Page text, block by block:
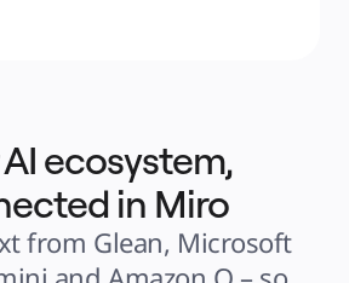
ecosystem,
in Miro
from Glean, Microsoft